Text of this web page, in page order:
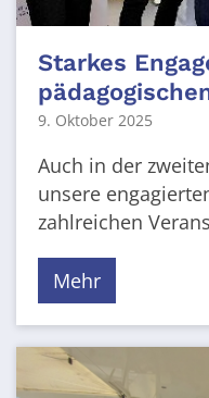
Starkes
9. Oktober 2025
Auch in der
unsere
zahlreichen
Mehr